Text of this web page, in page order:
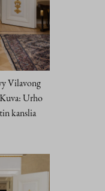
Vilavong
Urho
kanslia